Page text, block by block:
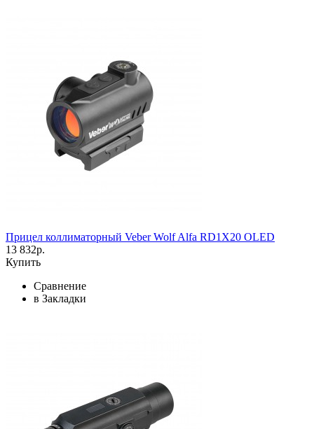
Прицел коллиматорный Veber Wolf Alfa RD1X20 OLED
13 832р.
Купить
Сравнение
в Закладки